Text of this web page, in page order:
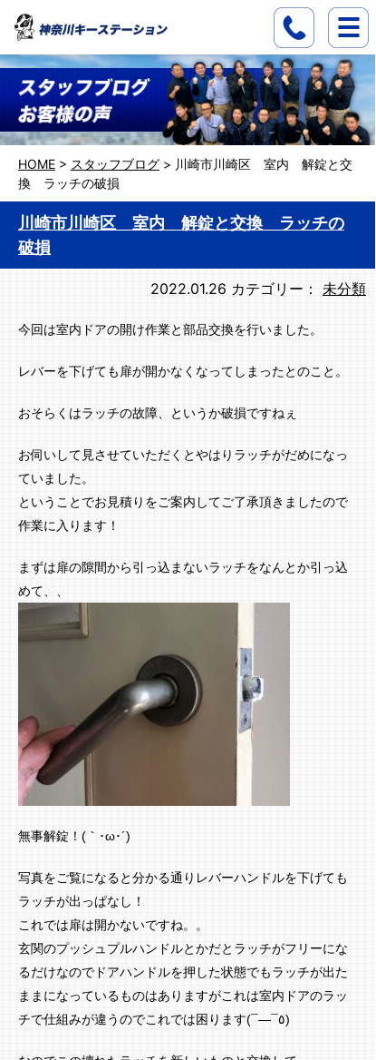
HOME > スタッフブログ > 川崎市川崎区 室内 解錠と交
換 ラッチの破損
川崎市川崎区 室内 解錠と交換 ラッチの
破損
2022.01.26 カテゴリー： 未分類
今回は室内ドアの開け作業と部品交換を行いました。
レバーを下げても扉が開かなくなってしまったとのこと。
おそらくはラッチの故障、というか破損ですねぇ
お伺いして見させていただくとやはりラッチがだめになっ
ていました。
ということでお見積りをご案内してご了承頂きましたので
作業に入ります！
まずは扉の隙間から引っ込まないラッチをなんとか引っ込
めて、、
無事解錠！(｀･ω･´)ゞ
写真をご覧になると分かる通りレバーハンドルを下げても
ラッチが出っぱなし！
これでは扉は開かないですね。。
玄関のプッシュプルハンドルとかだとラッチがフリーにな
るだけなのでドアハンドルを押した状態でもラッチが出た
ままになっているものはありますがこれは室内ドアのラッ
チで仕組みが違うのでこれでは困ります(¯―¯٥)